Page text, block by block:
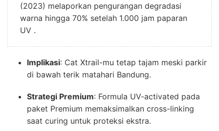
(2023) melaporkan pengurangan degradasi
warna hingga 70% setelah 1.000 jam paparan
UV .
Implikasi: Cat Xtrail-mu tetap tajam meski parkir
di bawah terik matahari Bandung.
Strategi Premium: Formula UV-activated pada
paket Premium memaksimalkan cross-linking
saat curing untuk proteksi ekstra.